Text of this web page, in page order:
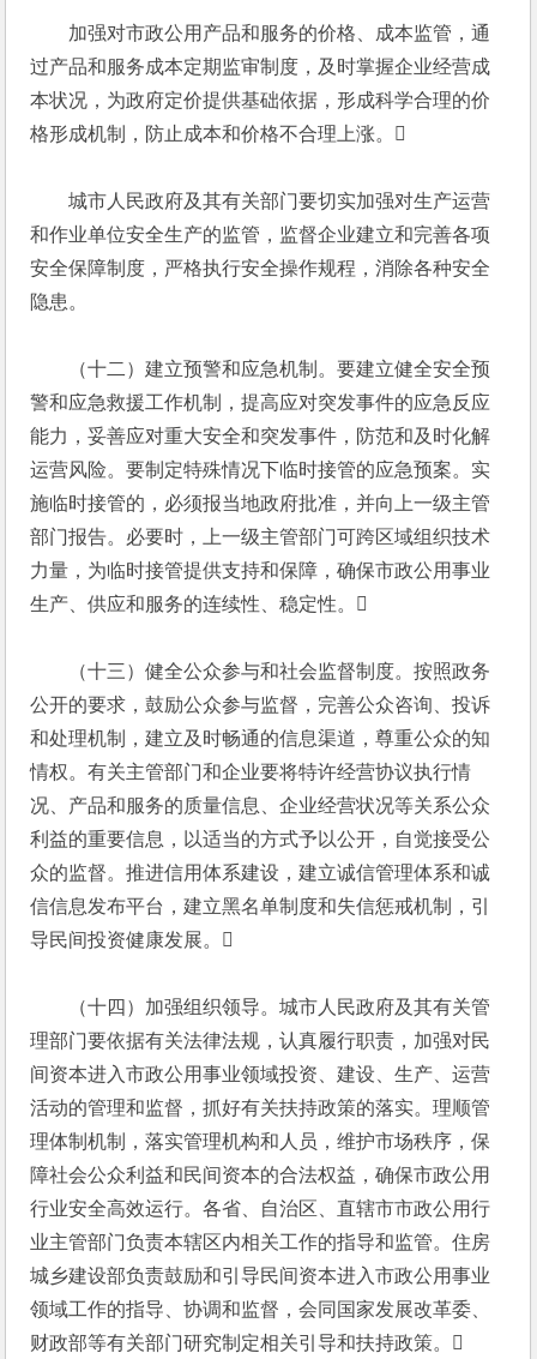
加强对市政公用产品和服务的价格、成本监管，通
过产品和服务成本定期监审制度，及时掌握企业经营成
本状况，为政府定价提供基础依据，形成科学合理的价
格形成机制，防止成本和价格不合理上涨。
城市人民政府及其有关部门要切实加强对生产运营
和作业单位安全生产的监管，监督企业建立和完善各项
安全保障制度，严格执行安全操作规程，消除各种安全
隐患。
（十二）建立预警和应急机制。要建立健全安全预
警和应急救援工作机制，提高应对突发事件的应急反应
能力，妥善应对重大安全和突发事件，防范和及时化解
运营风险。要制定特殊情况下临时接管的应急预案。实
施临时接管的，必须报当地政府批准，并向上一级主管
部门报告。必要时，上一级主管部门可跨区域组织技术
力量，为临时接管提供支持和保障，确保市政公用事业
生产、供应和服务的连续性、稳定性。
（十三）健全公众参与和社会监督制度。按照政务
公开的要求，鼓励公众参与监督，完善公众咨询、投诉
和处理机制，建立及时畅通的信息渠道，尊重公众的知
情权。有关主管部门和企业要将特许经营协议执行情
况、产品和服务的质量信息、企业经营状况等关系公众
利益的重要信息，以适当的方式予以公开，自觉接受公
众的监督。推进信用体系建设，建立诚信管理体系和诚
信信息发布平台，建立黑名单制度和失信惩戒机制，引
导民间投资健康发展。
（十四）加强组织领导。城市人民政府及其有关管
理部门要依据有关法律法规，认真履行职责，加强对民
间资本进入市政公用事业领域投资、建设、生产、运营
活动的管理和监督，抓好有关扶持政策的落实。理顺管
理体制机制，落实管理机构和人员，维护市场秩序，保
障社会公众利益和民间资本的合法权益，确保市政公用
行业安全高效运行。各省、自治区、直辖市市政公用行
业主管部门负责本辖区内相关工作的指导和监管。住房
城乡建设部负责鼓励和引导民间资本进入市政公用事业
领域工作的指导、协调和监督，会同国家发展改革委、
财政部等有关部门研究制定相关引导和扶持政策。